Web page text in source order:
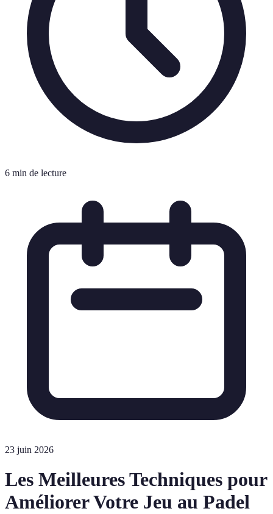
6 min de lecture
23 juin 2026
Les Meilleures Techniques pour
Améliorer Votre Jeu au Padel